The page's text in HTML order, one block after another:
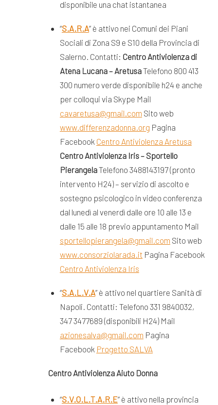
disponibile una chat istantanea
“S.A.R.A” è attivo nei Comuni dei Piani
Sociali di Zona S9 e S10 della Provincia di
Salerno. Contatti: Centro Antiviolenza di
Atena Lucana – AretusaTelefono 800 413
300 numero verde disponibile h24 e anche
per colloqui via Skype Mail
cavaretusa@gmail.com Sito web
www.differenzadonna.org Pagina
Facebook Centro Antiviolenza Aretusa
Centro Antiviolenza Iris – Sportello
PierangelaTelefono 3488143197 (pronto
intervento H24) – servizio di ascolto e
sostegno psicologico in video conferenza
dal lunedì al venerdì dalle ore 10 alle 13 e
dalle 15 alle 18 previo appuntamento Mail
sportellopierangela@gmail.com Sito web
www.consorziolarada.it Pagina Facebook
Centro Antiviolenza Iris
“S.A.L.V.A” è attivo nel quartiere Sanità di
Napoli. Contatti: Telefono 331 9840032,
347 3477689 (disponibili H24) Mail
azionesalva@gmail.com Pagina
Facebook Progetto SALVA
Centro Antiviolenza Aiuto Donna
“S.V.O.L.T.A.R.E” è attivo nella provincia